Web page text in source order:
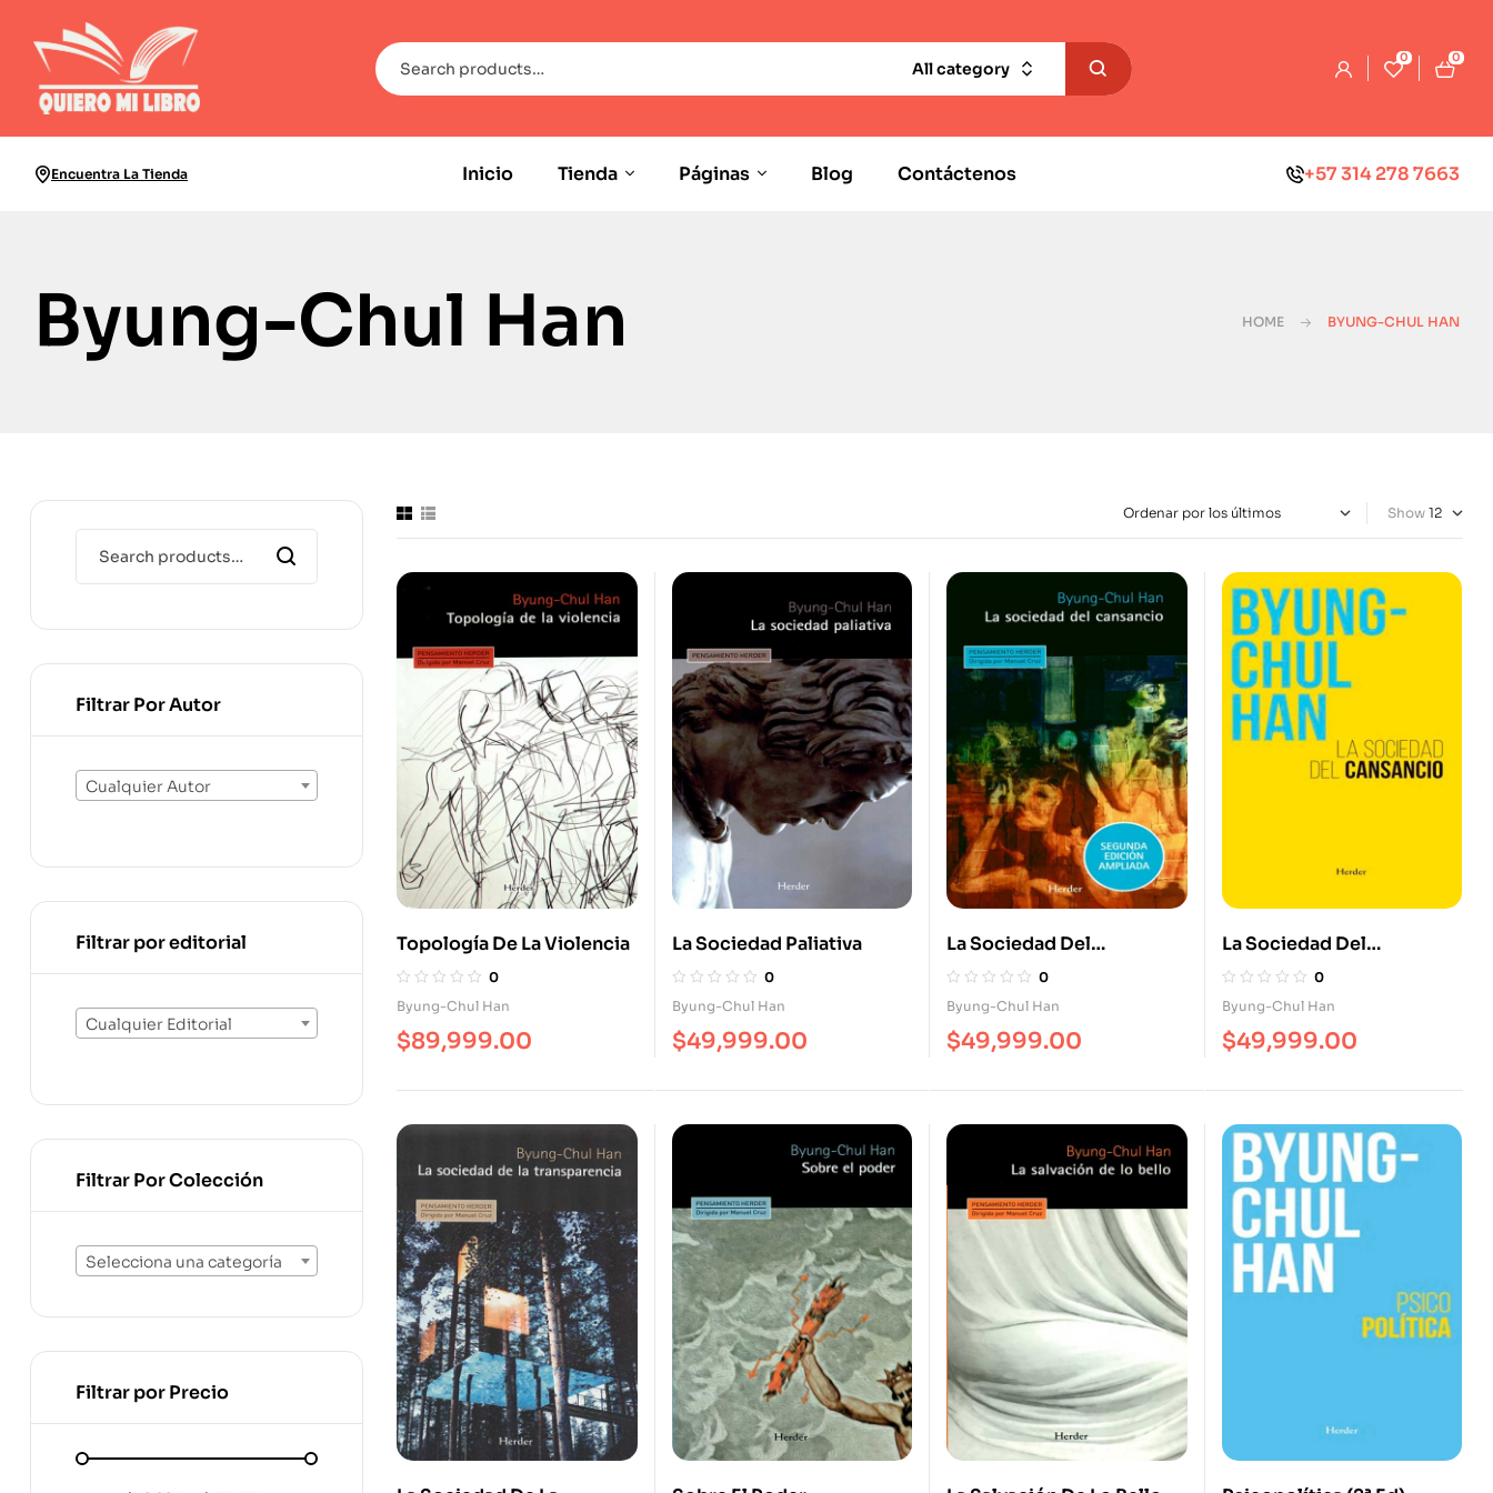
All category
0 0
Encuentra La Tienda Inicio Tienda Páginas Blog Contáctenos +57 314 278 7663
Byung-Chul Han HOME BYUNG-CHUL HAN
Show
Topología De La Violencia
0
Byung-Chul Han
$89,999.00
La Sociedad Paliativa
0
Byung-Chul Han
$49,999.00
La Sociedad Del
Cansancio
(Reimp.Col/2019)
0
Byung-Chul Han
$49,999.00
La Sociedad Del
Cansancio (3ª Ed)
(Reimp.Col/2022)
0
Byung-Chul Han
$49,999.00
Filtrar Por Autor
Cualquier Autor
Filtrar por editorial
Cualquier Editorial
Filtrar Por Colección
Selecciona una categoría
Filtrar por Precio